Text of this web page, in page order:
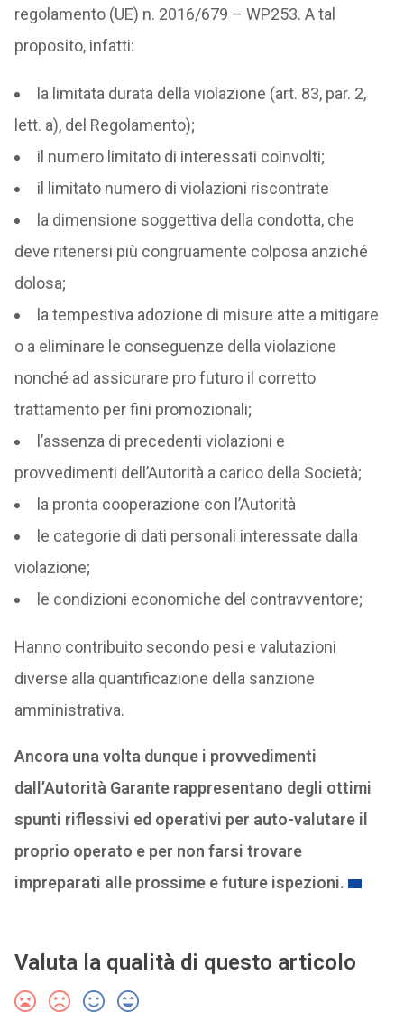
regolamento (UE) n. 2016/679 – WP253. A tal
proposito, infatti:
la limitata durata della violazione (art. 83, par. 2,
lett. a), del Regolamento);
il numero limitato di interessati coinvolti;
il limitato numero di violazioni riscontrate
la dimensione soggettiva della condotta, che
deve ritenersi più congruamente colposa anziché
dolosa;
la tempestiva adozione di misure atte a mitigare
o a eliminare le conseguenze della violazione
nonché ad assicurare pro futuro il corretto
trattamento per fini promozionali;
l’assenza di precedenti violazioni e
provvedimenti dell’Autorità a carico della Società;
la pronta cooperazione con l’Autorità
le categorie di dati personali interessate dalla
violazione;
le condizioni economiche del contravventore;
Hanno contribuito secondo pesi e valutazioni
diverse alla quantificazione della sanzione
amministrativa.
Ancora una volta dunque i provvedimenti
dall’Autorità Garante rappresentano degli ottimi
spunti riflessivi ed operativi per auto-valutare il
proprio operato e per non farsi trovare
impreparati alle prossime e future ispezioni.
Valuta la qualità di questo articolo